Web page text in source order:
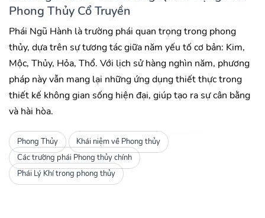
Phong Thủy Cổ Truyền
Phái Ngũ Hành là trường phái quan trọng trong phong
thủy, dựa trên sự tương tác giữa năm yếu tố cơ bản: Kim,
Mộc, Thủy, Hỏa, Thổ. Với lịch sử hàng nghìn năm, phương
pháp này vẫn mang lại những ứng dụng thiết thực trong
thiết kế không gian sống hiện đại, giúp tạo ra sự cân bằng
và hài hòa.
Phong Thủy
Khái niệm về Phong thủy
Các trường phái Phong thủy chính
Phái Lý Khí trong phong thủy